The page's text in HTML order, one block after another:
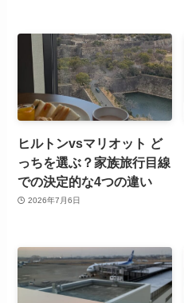
ヒルトンvsマリオット ど
っちを選ぶ？家族旅行目線
での決定的な4つの違い
2026年7月6日